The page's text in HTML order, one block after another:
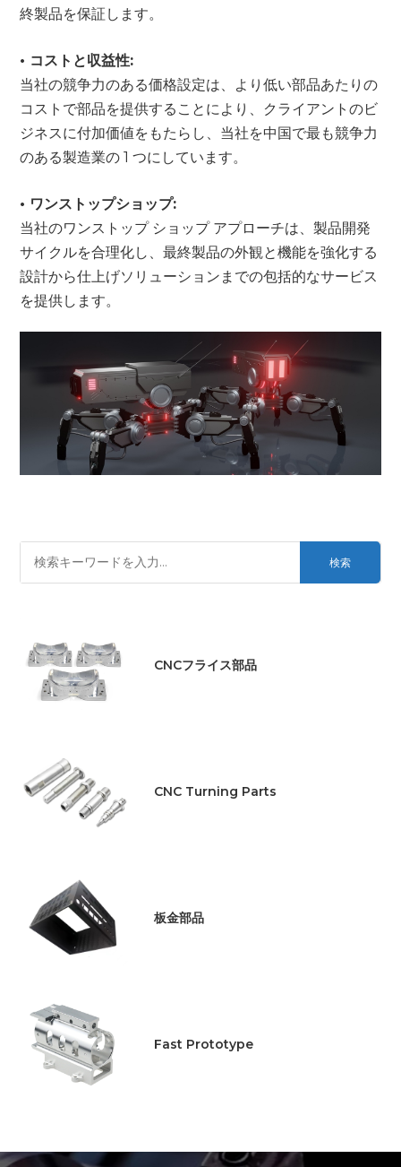
終製品を保証します。
• コストと収益性:
当社の競争力のある価格設定は、より低い部品あたりの
コストで部品を提供することにより、クライアントのビ
ジネスに付加価値をもたらし、当社を中国で最も競争力
のある製造業の 1 つにしています。
• ワンストップショップ:
当社のワンストップ ショップ アプローチは、製品開発
サイクルを合理化し、最終製品の外観と機能を強化する
設計から仕上げソリューションまでの包括的なサービス
を提供します。
検索
CNCフライス部品
CNC Turning Parts
板金部品
Fast Prototype